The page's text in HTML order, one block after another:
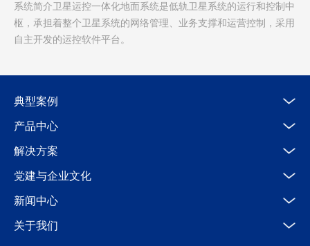
系统简介卫星运控一体化地面系统是低轨卫星系统的运行和控制中
枢，承担着整个卫星系统的网络管理、业务支撑和运营控制，采用
自主开发的运控软件平台。
典型案例
产品中心
解决方案
党建与企业文化
新闻中心
关于我们